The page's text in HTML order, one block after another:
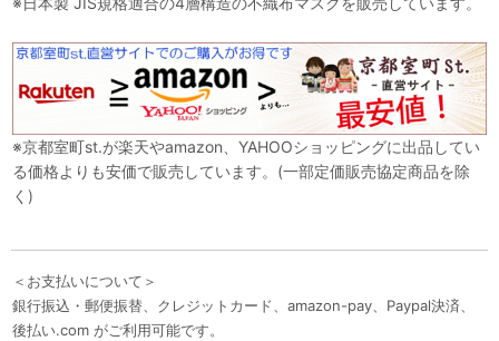
※京都室町st.が楽天やamazon、YAHOOショッピングに出品してい
る価格よりも安価で販売しています。(一部定価販売協定商品を除
く)
＜お支払いについて＞
銀行振込・郵便振替、クレジットカード、amazon-pay、Paypal決済、
後払い.com がご利用可能です。